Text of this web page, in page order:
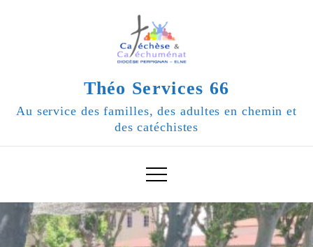
Théo Services 66
Au service des familles, des adultes en chemin et
des catéchistes